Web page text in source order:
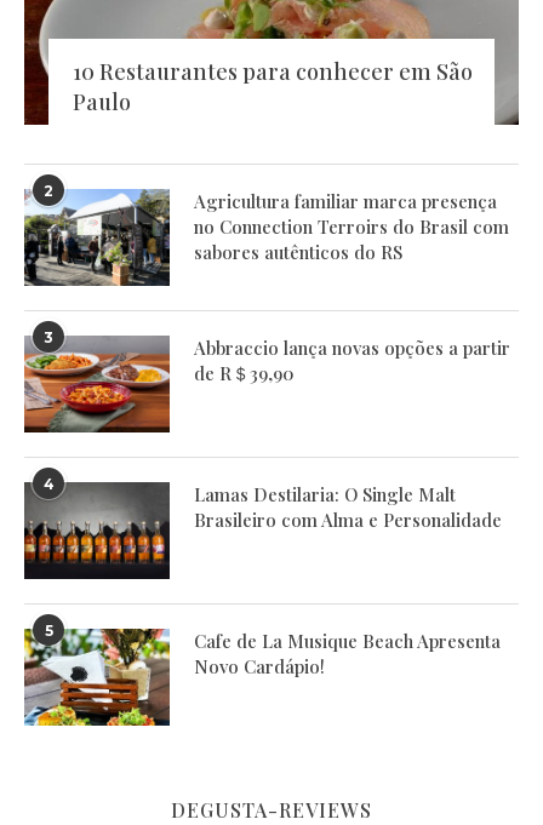
10 Restaurantes para conhecer em São
Paulo
2
Agricultura familiar marca presença
no Connection Terroirs do Brasil com
sabores autênticos do RS
3
Abbraccio lança novas opções a partir
de R＄39,90
4
Lamas Destilaria: O Single Malt
Brasileiro com Alma e Personalidade
5
Cafe de La Musique Beach Apresenta
Novo Cardápio!
DEGUSTA-REVIEWS